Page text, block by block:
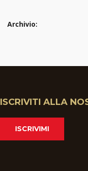
Archivio:
ISCRIVITI ALLA
ISCRIVIMI